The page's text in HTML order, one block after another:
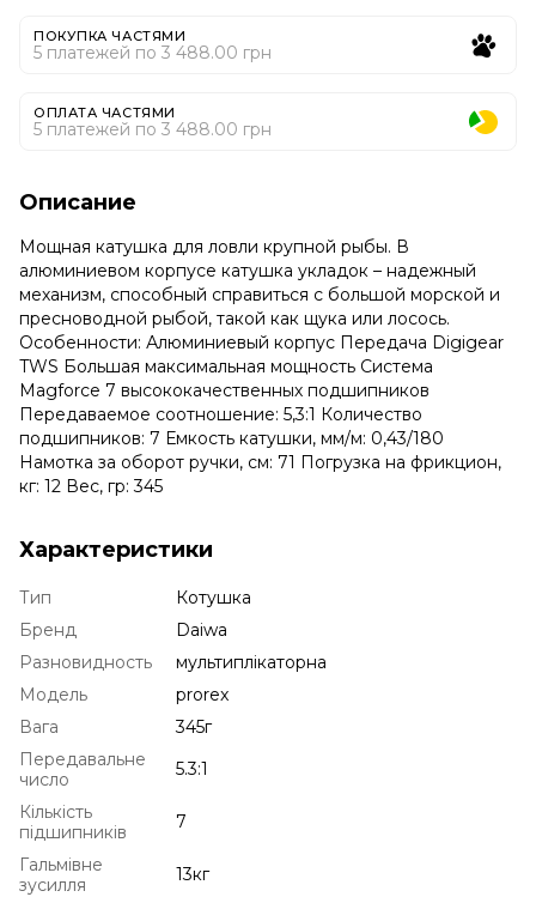
ПОКУПКА ЧАСТЯМИ
5 платежей по 3 488.00 грн
ОПЛАТА ЧАСТЯМИ
5 платежей по 3 488.00 грн
Описание
Мощная катушка для ловли крупной рыбы. В
алюминиевом корпусе катушка укладок – надежный
механизм, способный справиться с большой морской и
пресноводной рыбой, такой как щука или лосось.
Особенности: Алюминиевый корпус Передача Digigear
TWS Большая максимальная мощность Система
Magforce 7 высококачественных подшипников
Передаваемое соотношение: 5,3:1 Количество
подшипников: 7 Емкость катушки, мм/м: 0,43/180
Намотка за оборот ручки, см: 71 Погрузка на фрикцион,
кг: 12 Вес, гр: 345
Характеристики
Тип
Котушка
Бренд
Daiwa
Разновидность
мультиплікаторна
Модель
prorex
Вага
345г
Передавальне
число
5.3:1
Кількість
підшипників
7
Гальмівне
зусилля
13кг